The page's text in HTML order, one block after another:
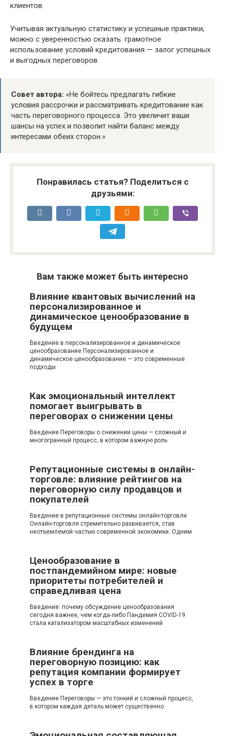
клиентов.
Учитывая актуальную статистику и успешные практики,
можно с уверенностью сказать: грамотное
использование условий кредитования — залог успешных
и выгодных переговоров.
Совет автора: «Не бойтесь предлагать гибкие
условия рассрочки и рассматривать кредитование как
часть переговорного процесса. Это увеличит ваши
шансы на успех и позволит найти баланс между
интересами обеих сторон.»
Понравилась статья? Поделиться с
друзьями:
Вам также может быть интересно
Влияние квантовых вычислений на
персонализированное и
динамическое ценообразование в
будущем
Введение в персонализированное и динамическое
ценообразование Персонализированное и
динамическое ценообразование — это современные
подходы
Как эмоциональный интеллект
помогает выигрывать в
переговорах о снижении цены
Введение Переговоры о снижении цены — сложный и
многогранный процесс, в котором важную роль
Репутационные системы в онлайн-
торговле: влияние рейтингов на
переговорную силу продавцов и
покупателей
Введение в репутационные системы онлайн-торговли
Онлайн-торговля стремительно развивается, став
неотъемлемой частью современной экономики. Одним
Ценообразование в
постпандемийном мире: новые
приоритеты потребителей и
справедливая цена
Введение: почему обсуждение ценообразования
сегодня важнее, чем когда-либо Пандемия COVID-19
стала катализатором масштабных изменений
Влияние брендинга на
переговорную позицию: как
репутация компании формирует
успех в торге
Введение Переговоры — это тонкий и сложный процесс,
в котором каждая деталь может существенно